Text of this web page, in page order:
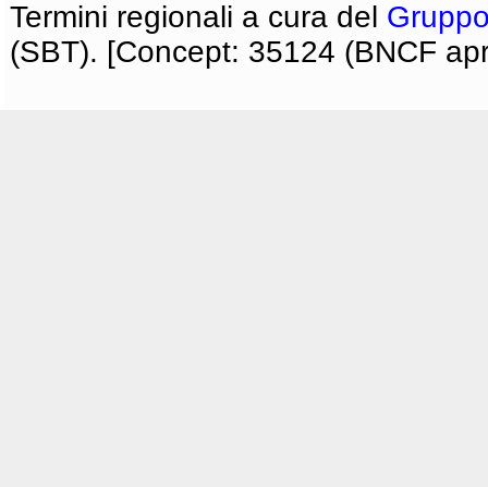
Termini regionali a cura del
(SBT). [Concept: 35124 (BNCF